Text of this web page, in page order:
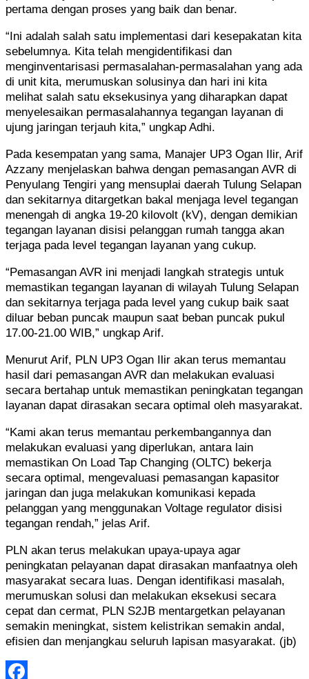
pertama dengan proses yang baik dan benar.
“Ini adalah salah satu implementasi dari kesepakatan kita
sebelumnya. Kita telah mengidentifikasi dan
menginventarisasi permasalahan-permasalahan yang ada
di unit kita, merumuskan solusinya dan hari ini kita
melihat salah satu eksekusinya yang diharapkan dapat
menyelesaikan permasalahannya tegangan layanan di
ujung jaringan terjauh kita,” ungkap Adhi.
Pada kesempatan yang sama, Manajer UP3 Ogan Ilir, Arif
Azzany menjelaskan bahwa dengan pemasangan AVR di
Penyulang Tengiri yang mensuplai daerah Tulung Selapan
dan sekitarnya ditargetkan bakal menjaga level tegangan
menengah di angka 19-20 kilovolt (kV), dengan demikian
tegangan layanan disisi pelanggan rumah tangga akan
terjaga pada level tegangan layanan yang cukup.
“Pemasangan AVR ini menjadi langkah strategis untuk
memastikan tegangan layanan di wilayah Tulung Selapan
dan sekitarnya terjaga pada level yang cukup baik saat
diluar beban puncak maupun saat beban puncak pukul
17.00-21.00 WIB,” ungkap Arif.
Menurut Arif, PLN UP3 Ogan Ilir akan terus memantau
hasil dari pemasangan AVR dan melakukan evaluasi
secara bertahap untuk memastikan peningkatan tegangan
layanan dapat dirasakan secara optimal oleh masyarakat.
“Kami akan terus memantau perkembangannya dan
melakukan evaluasi yang diperlukan, antara lain
memastikan On Load Tap Changing (OLTC) bekerja
secara optimal, mengevaluasi pemasangan kapasitor
jaringan dan juga melakukan komunikasi kepada
pelanggan yang menggunakan Voltage regulator disisi
tegangan rendah,” jelas Arif.
PLN akan terus melakukan upaya-upaya agar
peningkatan pelayanan dapat dirasakan manfaatnya oleh
masyarakat secara luas. Dengan identifikasi masalah,
merumuskan solusi dan melakukan eksekusi secara
cepat dan cermat, PLN S2JB mentargetkan pelayanan
semakin meningkat, sistem kelistrikan semakin andal,
efisien dan menjangkau seluruh lapisan masyarakat. (jb)